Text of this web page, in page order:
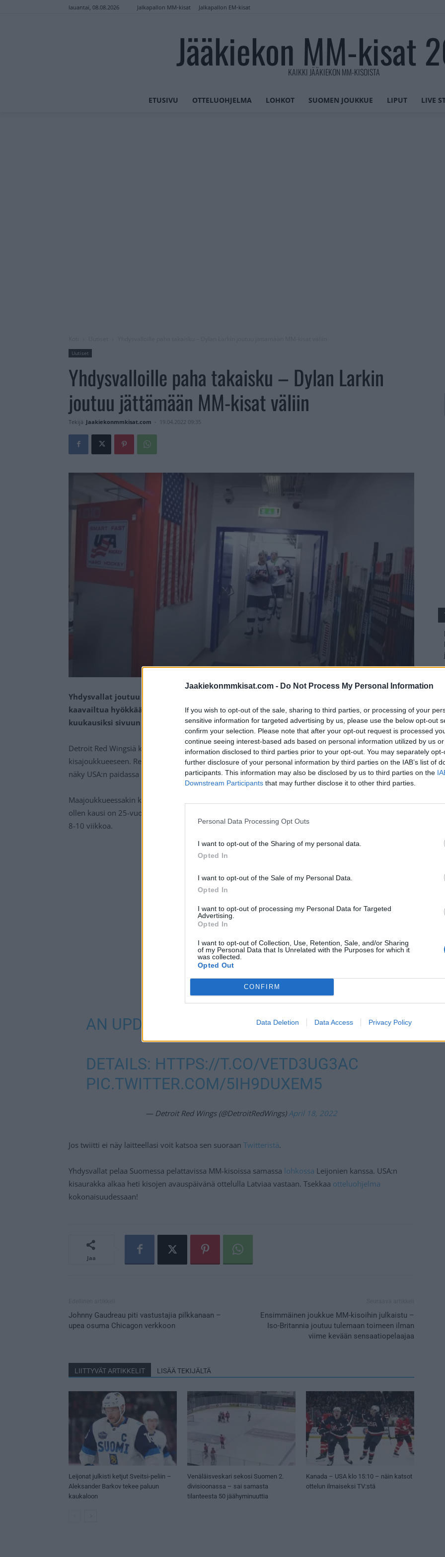
Jaakiekonmmkisat.com - Do Not Process My Personal Information
If you wish to opt-out of the sale, sharing to third parties, or processing of your
sensitive information for targeted advertising by us, please use the below opt-out
confirm your selection. Please note that after your opt-out request is processed
continue seeing interest-based ads based on personal information utilized by us
information disclosed to third parties prior to your opt-out. You may separately
further disclosure of your personal information by third parties on the IAB’s list of
participants. This information may also be disclosed by us to third parties on the
Downstream Participants that may further disclose it to other third parties.
Personal Data Processing Opt Outs
I want to opt-out of the Sharing of my personal data.
Opted In
I want to opt-out of the Sale of my Personal Data.
Opted In
I want to opt-out of processing my Personal Data for Targeted
Advertising.
Opted In
I want to opt-out of Collection, Use, Retention, Sale, and/or Sharing
of my Personal Data that Is Unrelated with the Purposes for which it
was collected.
Opted Out
CONFIRM
Data Deletion Data Access Privacy Policy
lauantai, 08.08.2026 Jalkapallon MM-kisat Jalkapallon EM-kisat
Jääkiekon MM-kisat
KAIKKI JÄÄKIEKON MM-KISOISTA
ETUSIVU OTTELUOHJELMA LOHKOT SUOMEN JOUKKUE LIPUT LIVE
Uutiset
Yhdysvalloille paha takaisku – Dylan Larkin
joutuu jättämään MM-kisat väliin
Tekijä Jaakiekonmmkisat.com - 19.04.2022 09:35
Yhdysvallat joutuu tulemaan kevään MM-kisoissa toimeen ilman yhtä johtavaksi pelaajaksi
kaavailtua hyökkääjäänsä, kun Dylan Larkin joutuu leikkauspöydälle ja näin ollen
kuukausiksi sivuun kaukalosta.
Detroit Red Wingsiä kipparoiva Dylan Larkin oli piirretty isolla tussilla Yhdysvaltojen tulevaan MM-
kisajoukkueeseen. Red Wingsin kausi tulee jälleen päättymään runkosarjaan ja Larkin on ollut tuttu
näky USA:n paidassa MM-kisoissa.
Maajoukkueessakin kapteenistoon kuulunut hyökkääjä joutuu kuitenkin leikkauspöydälle ja näin
ollen kausi on 25-vuotiaan hyökkääjän osalta kokonaan ohi. Larkinin sairausloman arvioitu pituus on
8-10 viikkoa.
AN UPDATE ON CAPTAIN DYLAN LARKIN.
DETAILS: HTTPS://T.CO/VETD3UG3AC
PIC.TWITTER.COM/5IH9DUXEM5
— Detroit Red Wings (@DetroitRedWings) April 18, 2022
Jos twiitti ei näy laitteellasi voit katsoa sen suoraan Twitteristä.
Yhdysvallat pelaa Suomessa pelattavissa MM-kisoissa samassa lohkossa Leijonien kanssa. USA:n
kisaurakka alkaa heti kisojen avauspäivänä ottelulla Latviaa vastaan. Tsekkaa otteluohjelma
kokonaisuudessaan!
Jaa
Johnny Gaudreau piti vastustajia pilkkanaan –
upea osuma Chicagon verkkoon
Ensimmäinen joukkue MM-kisoihin julkaistu –
Iso-Britannia joutuu tulemaan toimeen ilman
viime kevään sensaatiopelaajaa
LIITTYVÄT ARTIKKELIT LISÄÄ TEKIJÄLTÄ
Leijonat julkisti ketjut Sveitsi-peliin –
Aleksander Barkov tekee paluun
kaukaloon
Venäläisveskari sekosi Suomen 2.
divisioonassa – sai samasta
tilanteesta 50 jäähyminuuttia
Kanada – USA klo 15:10 – näin katsot
ottelun ilmaiseksi TV:stä